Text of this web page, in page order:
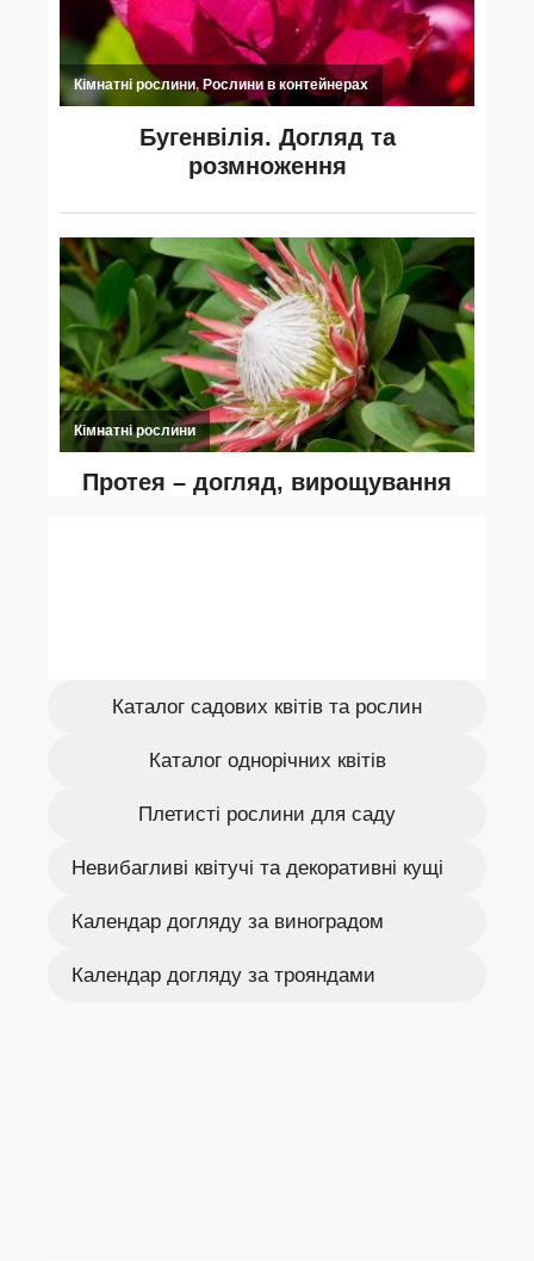
Каталог садових квітів та рослин
Каталог однорічних квітів
Плетисті рослини для саду
Невибагливі квітучі та декоративні кущі
Календар догляду за виноградом
Календар догляду за трояндами